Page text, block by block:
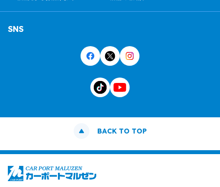
SNS
BACK TO TOP